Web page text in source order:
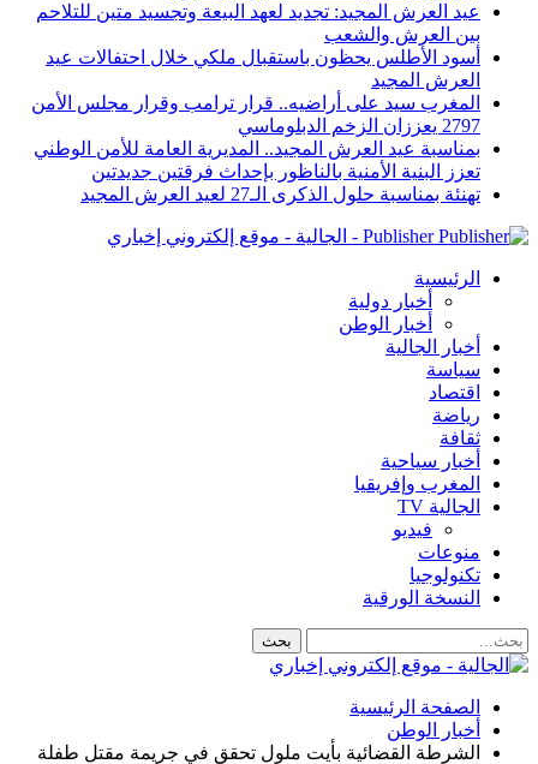
عيد العرش المجيد: تجديد لعهد البيعة وتجسيد متين للتلاحم
بين العرش والشعب
أسود الأطلس يحظون باستقبال ملكي خلال احتفالات عيد
العرش المجيد
المغرب سيد على أراضيه.. قرار ترامب وقرار مجلس الأمن
2797 يعززان الزخم الدبلوماسي
بمناسبة عيد العرش المجيد.. المديرية العامة للأمن الوطني
تعزز البنية الأمنية بالناظور بإحداث فرقتين جديدتين
تهنئة بمناسبة حلول الذكرى الـ27 لعيد العرش المجيد
Publisher - الجالية - موقع إلكتروني إخباري
الرئيسية
أخبار دولية
أخبار الوطن
أخبار الجالية
سياسة
اقتصاد
رياضة
ثقافة
أخبار سياحية
المغرب وإفريقيا
الجالية TV
فيديو
منوعات
تكنولوجيا
النسخة الورقية
الصفحة الرئيسية
أخبار الوطن
الشرطة القضائية بأيت ملول تحقق في جريمة مقتل طفلة